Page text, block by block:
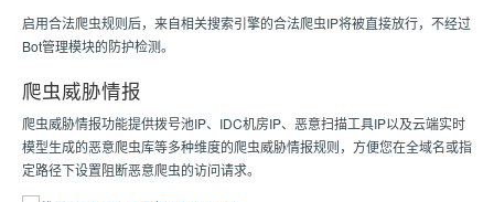
启用合法爬虫规则后，来自相关搜索引擎的合法爬虫IP将被直接放行，不经过
Bot管理模块的防护检测。
爬虫威胁情报
爬虫威胁情报功能提供拨号池IP、IDC机房IP、恶意扫描工具IP以及云端实时
模型生成的恶意爬虫库等多种维度的爬虫威胁情报规则，方便您在全域名或指
定路径下设置阻断恶意爬虫的访问请求。